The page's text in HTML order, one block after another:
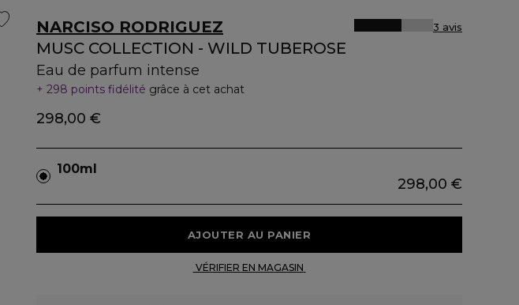
NARCISO RODRIGUEZ
MUSC COLLECTION - WILD TUBEROSE
Eau de parfum intense
3 avis
298 points fidélité grâce à cet achat
298,00 €
100ml
298,00 €